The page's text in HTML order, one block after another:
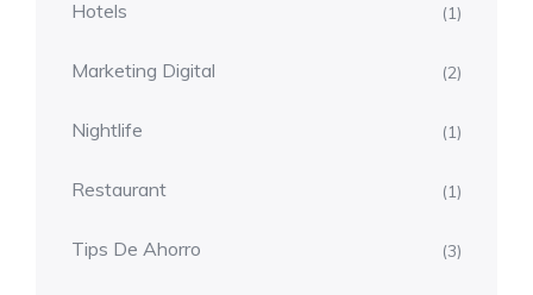
Hotels (1)
Marketing Digital (2)
Nightlife (1)
Restaurant (1)
Tips De Ahorro (3)